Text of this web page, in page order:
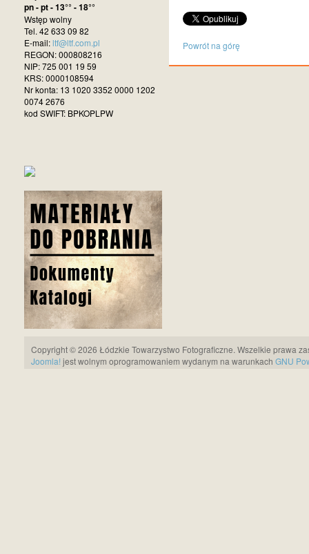
Powrót na górę
pn - pt - 13°° - 18°°
Wstęp wolny
Tel. 42 633 09 82
E-mail:ltf@ltf.com.pl
REGON: 000808216
NIP: 725 001 19 59
KRS: 0000108594
Nr konta: 13 1020 3352 0000 1202
0074 2676
kod SWIFT: BPKOPLPW
Copyright © 2026 Łódzkie Towarzystwo Fotograficzne. Wszelkie prawa
Joomla! jest wolnym oprogramowaniem wydanym na warunkach GNU